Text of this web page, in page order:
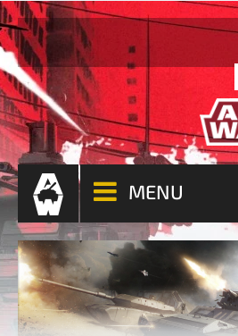
MENU